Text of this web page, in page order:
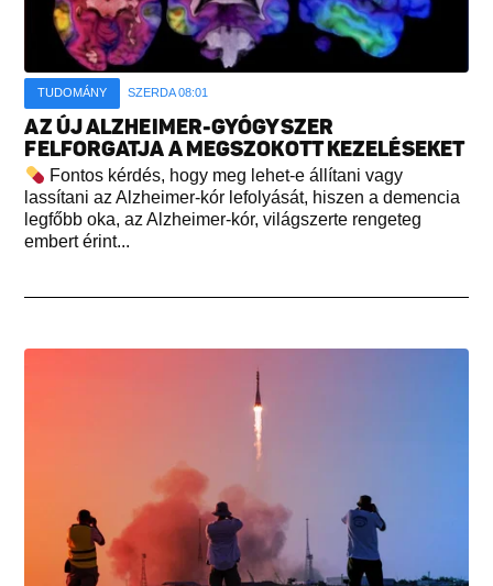
TUDOMÁNY SZERDA 08:01
AZ ÚJ ALZHEIMER-GYÓGYSZER
FELFORGATJA A MEGSZOKOTT KEZELÉSEKET
Fontos kérdés, hogy meg lehet-e állítani vagy
lassítani az Alzheimer-kór lefolyását, hiszen a demencia
legfőbb oka, az Alzheimer-kór, világszerte rengeteg
embert érint...